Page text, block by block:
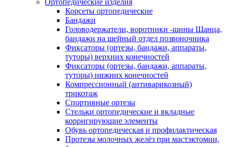
Ортопедические изделия
Корсеты ортопедические
Бандажи
Головодержатели, воротники -шины Шанца,
бандажи на шейный отдел позвоночника
Фиксаторы (ортезы, бандажи, аппараты,
туторы) верхних конечностей
Фиксаторы (ортезы, бандажи, аппараты,
туторы) нижних конечностей
Компрессионный (антиварикозный)
трикотаж
Спортивные ортезы
Стельки ортопедические и вкладные
корригирующие элементы
Обувь ортопедическая и профилактическая
Протезы молочных желёз при мастэктомии,